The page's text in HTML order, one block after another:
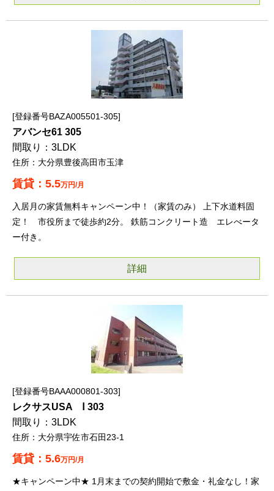
登録番号BAZA005501-305
アバンセ61 305
3LDK
大分県豊後高田市玉津
5.5万円/月
入居月の家賃無料キャンペーン中！（家賃のみ） 上下水道料固
定！ 市役所まで徒歩約2分。 鉄筋コンクリート造 エレべータ
ー付き。
詳細
登録番号BAAA000801-303
レクサスUSA Ⅰ 303
3LDK
大分県宇佐市石田23-1
5.6万円/月
★キャンペーン中★ 1月末までの契約開始で敷金・礼金なし！家